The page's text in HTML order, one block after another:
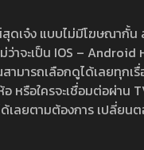
ดเจ๋ง แบบไม่มีโฆษณากั้
ว่าจะเป็น IOS –
มารถเลือกดูได้เลยทุกเ
หรือใครจะเชื่อมต่อผ่าน
เลยตามต้องการ เปลี่ยน